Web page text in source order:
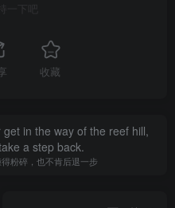
一下吧
收藏
in the way of the reef hill,
a step back.
粉碎，也不肯后退一步